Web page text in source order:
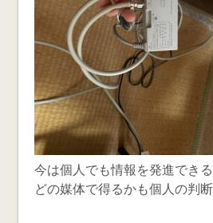
今は個人でも情報を発進でき
どの媒体で得るかも個人の判